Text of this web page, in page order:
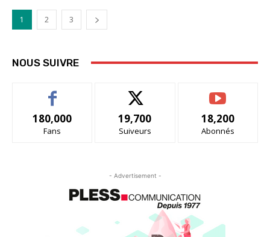
1 2 3
NOUS SUIVRE
180,000
Fans
19,700
Suiveurs
18,200
Abonnés
- Advertisement -